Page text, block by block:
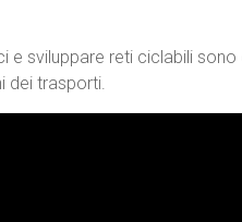
e sviluppare reti ciclabili
dei trasporti.